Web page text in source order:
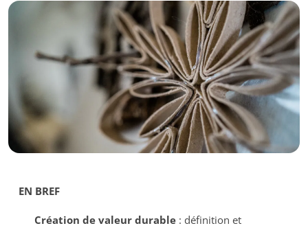
EN BREF
Création de valeur durable: définition et